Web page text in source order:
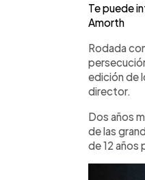
Te puede
Amorth
Rodada
edición de
director.
Dos años
de las
de 12 años